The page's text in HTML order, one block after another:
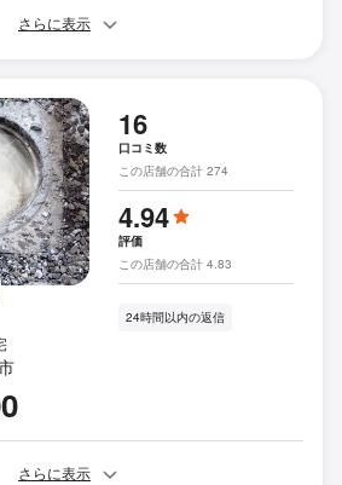
さらに表示
16
口コミ数
この店舗の合計 274
4.94
評価
この店舗の合計 4.83
24時間以内の返信
さらに表示